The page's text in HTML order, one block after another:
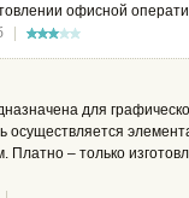
офисной
для
осуществляется
– только